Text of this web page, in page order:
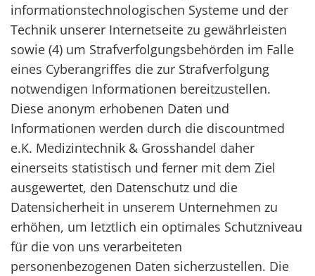
informationstechnologischen Systeme und der
Technik unserer Internetseite zu gewährleisten
sowie (4) um Strafverfolgungsbehörden im Falle
eines Cyberangriffes die zur Strafverfolgung
notwendigen Informationen bereitzustellen.
Diese anonym erhobenen Daten und
Informationen werden durch die discountmed
e.K. Medizintechnik & Grosshandel daher
einerseits statistisch und ferner mit dem Ziel
ausgewertet, den Datenschutz und die
Datensicherheit in unserem Unternehmen zu
erhöhen, um letztlich ein optimales Schutzniveau
für die von uns verarbeiteten
personenbezogenen Daten sicherzustellen. Die